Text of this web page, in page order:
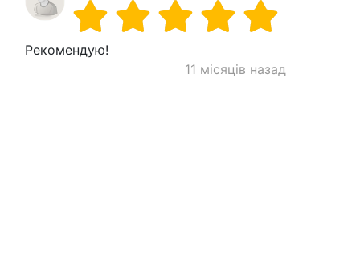
Рекомендую!
11 місяців назад